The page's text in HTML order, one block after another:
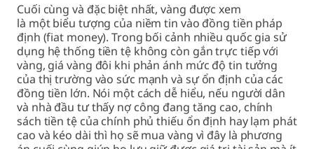
Cuối cùng và đặc biệt nhất, vàng được xem
là một biểu tượng của niềm tin vào đồng tiền pháp
định (fiat money). Trong bối cảnh nhiều quốc gia sử
dụng hệ thống tiền tệ không còn gắn trực tiếp với
vàng, giá vàng đôi khi phản ánh mức độ tin tưởng
của thị trường vào sức mạnh và sự ổn định của các
đồng tiền lớn. Nói một cách dễ hiểu, nếu người dân
và nhà đầu tư thấy nợ công đang tăng cao, chính
sách tiền tệ của chính phủ thiếu ổn định hay lạm phát
cao và kéo dài thì họ sẽ mua vàng vì đây là phương